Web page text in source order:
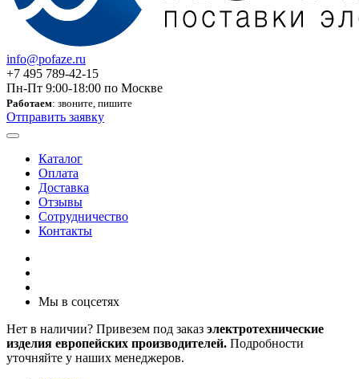
info@pofaze.ru
+7 495 789-42-15
Пн-Пт 9:00-18:00 по Москве
Работаем: звоните, пишите
Отправить заявку
Каталог
Оплата
Доставка
Отзывы
Сотрудничество
Контакты
Мы в соцсетях
Нет в наличии? Привезем под заказ электротехнические
изделия европейских производителей. Подробности
уточняйте у наших менеджеров.